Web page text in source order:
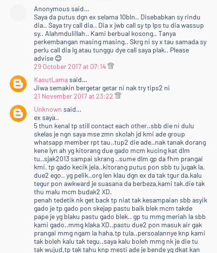
Anonymous said…
Saya da putus dgn ex selama 10bln.. Disebabkan sy rindu
dia.. Saya try call dia.. Dia x jwb call sy tp lps tu dia wassup
sy.. Alahmdulillah.. Kami berbual kosong.. Tanya
perkembangan masing masing.. Skrg ni sy x tau samada sy
perlu call dia lg atau tunggu dye call saya plak.. Please
advise 😊
29 October 2017 at 07:14
KasutLamasaid…
Jiwa semakin bergetar getar ni nak try tips2 ni
21 November 2017 at 23:22
Unknown said…
ex saya..
5 thun kenal tp still contact each other..sbb die ni dulu
skelas je ngn saya mse zmn skolah jd kmi ade group
whatsapp member rpt tau..tup2 die ade..nak tanak dorang
kene lyn ah yg kitorang due gado mcm kucing kat dlm
tu..sjak2013 sampai skrang ..sume dlm gp da fhm prangai
kmi. tp gado kecik jela..kitorang putus pon sbb tu jugak la.
due2 ego.. yg pelik..org len klau dgn ex da tak tgur da.kalu
tegur pon awkward je suasana da berbeza,kami tak.die tak
thu malu mcm budak2 XD.
penah tedetik nk get back tp niat tak kesampaian sbb asyik
gado je tp gado pon skejap pastu baik blek mcm takde
pape je yg blaku pastu gado blek.. gp tu mmg meriah la sbb
kami gado..mmg klaka XD..pastu due2 pon masuk air gak
prangai mmg ngam la haha,tp tula..persoalannye knp kami
tak boleh kalu tak tegu..saya kalu boleh mmg nk je die tu
tak wujud,tp tak tahu knp mesti ade je bende yg dkat kan